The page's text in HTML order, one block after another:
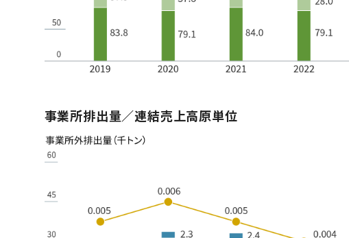
事業所排出量／連結売上高原単位